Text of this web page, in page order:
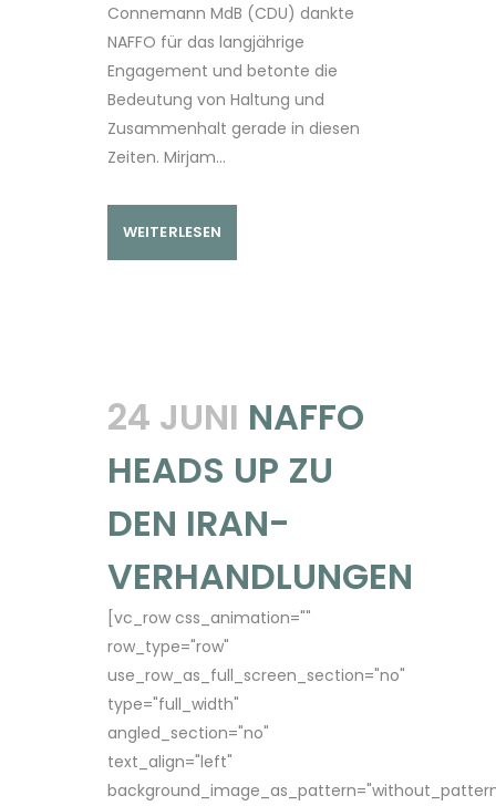
Connemann MdB (CDU) dankte
NAFFO für das langjährige
Engagement und betonte die
Bedeutung von Haltung und
Zusammenhalt gerade in diesen
Zeiten. Mirjam...
WEITERLESEN
24 JUNI NAFFO
HEADS UP ZU
DEN IRAN-
VERHANDLUNGEN
[vc_row css_animation=""
row_type="row"
use_row_as_full_screen_section="no"
type="full_width"
angled_section="no"
text_align="left"